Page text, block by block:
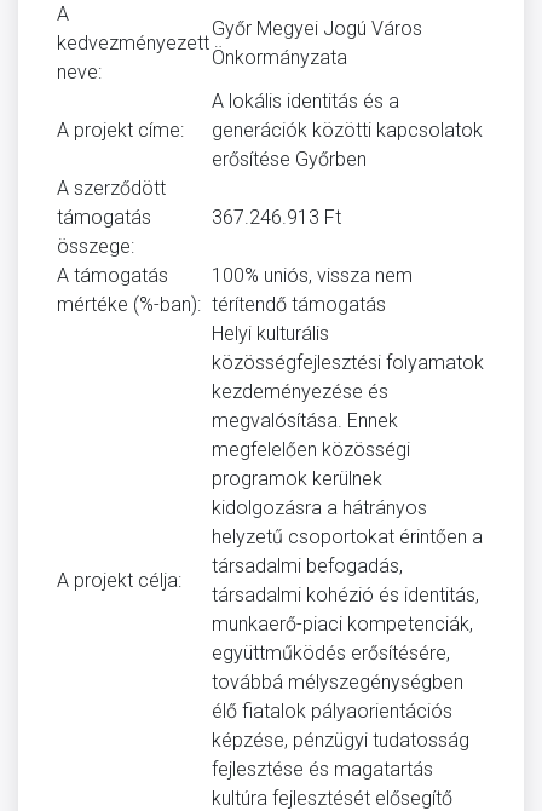
A
kedvezményezett
neve:
Győr Megyei Jogú Város
Önkormányzata
A projekt címe:
A lokális identitás és a
generációk közötti kapcsolatok
erősítése Győrben
A szerződött
támogatás
összege:
367.246.913 Ft
A támogatás
mértéke (%-ban):
100% uniós, vissza nem
térítendő támogatás
A projekt célja:
Helyi kulturális
közösségfejlesztési folyamatok
kezdeményezése és
megvalósítása. Ennek
megfelelően közösségi
programok kerülnek
kidolgozásra a hátrányos
helyzetű csoportokat érintően a
társadalmi befogadás,
társadalmi kohézió és identitás,
munkaerő-piaci kompetenciák,
együttműködés erősítésére,
továbbá mélyszegénységben
élő fiatalok pályaorientációs
képzése, pénzügyi tudatosság
fejlesztése és magatartás
kultúra fejlesztését elősegítő